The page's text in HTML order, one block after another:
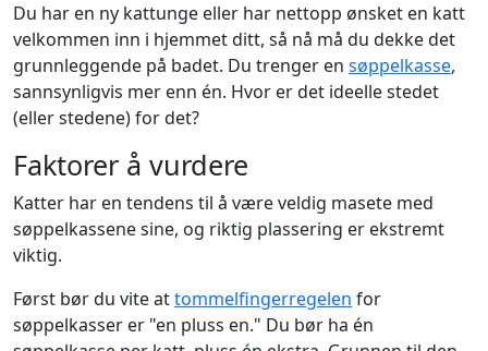
Du har en ny kattunge eller har nettopp ønsket en katt
velkommen inn i hjemmet ditt, så nå må du dekke det
grunnleggende på badet. Du trenger en søppelkasse,
sannsynligvis mer enn én. Hvor er det ideelle stedet
(eller stedene) for det?
Faktorer å vurdere
Katter har en tendens til å være veldig masete med
søppelkassene sine, og riktig plassering er ekstremt
viktig.
Først bør du vite attommelfingerregelen for
søppelkasser er "en pluss en." Du bør ha én